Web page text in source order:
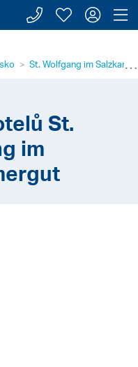
Zavolejte
Moje
⋯
St. Wolfgang im
St.
im